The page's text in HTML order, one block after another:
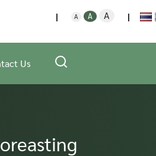
รเกษตร กระทรวงเกษตร
A Decrease
fontAReset
font
A Increase
|
Us